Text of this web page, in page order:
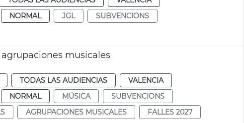
NORMAL JGL
SUBVENCIONS
musicales
TODAS LAS AUDIENCIAS
VALENCIA
NORMAL MÚSICA
SUBVENCIONS
AGRUPACIONES MUSICALES
FALLES 2027